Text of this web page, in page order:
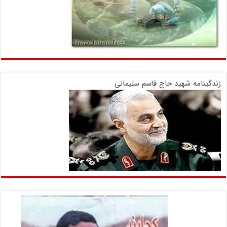
زندگینامه شهید حاج قاسم سلیمانی